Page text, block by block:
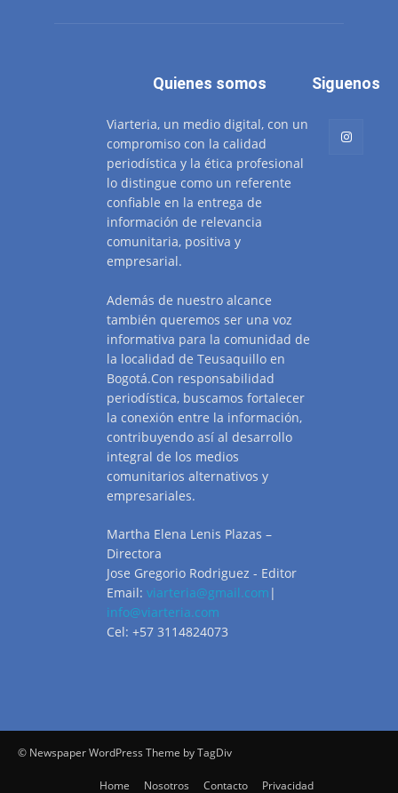
Quienes somos
Viarteria, un medio digital, con un
compromiso con la calidad
periodística y la ética profesional
lo distingue como un referente
confiable en la entrega de
información de relevancia
comunitaria, positiva y
empresarial.
Además de nuestro alcance
también queremos ser una voz
informativa para la comunidad de
la localidad de Teusaquillo en
Bogotá.Con responsabilidad
periodística, buscamos fortalecer
la conexión entre la información,
contribuyendo así al desarrollo
integral de los medios
comunitarios alternativos y
empresariales.
Martha Elena Lenis Plazas –
Directora
Jose Gregorio Rodriguez - Editor
Email: viarteria@gmail.com |
info@viarteria.com
Cel: +57 3114824073
Siguenos
© Newspaper WordPress Theme by TagDiv
Home Nosotros Contacto Privacidad